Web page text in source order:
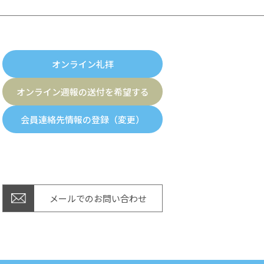
オンライン礼拝
オンライン週報の送付を希望する
会員連絡先情報の登録（変更）
メールでのお問い合わせ